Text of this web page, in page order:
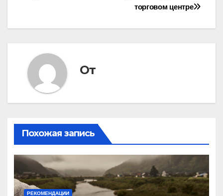
торговом центре
От
Похожая запись
РЕКОМЕНДАЦИИ